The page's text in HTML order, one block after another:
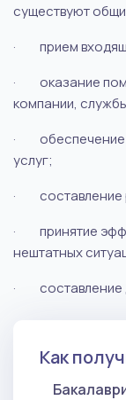
существуют
·
прием
·
оказание
компании,
·
услуг;
·
·
принятие
нештатных
·
Как